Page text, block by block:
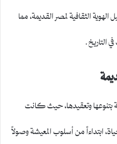
الثقافية لمصر القديمة، مما
التاريخ.
بتنوعها وتعقيدها، حيث كانت
من أسلوب المعيشة وصولاً